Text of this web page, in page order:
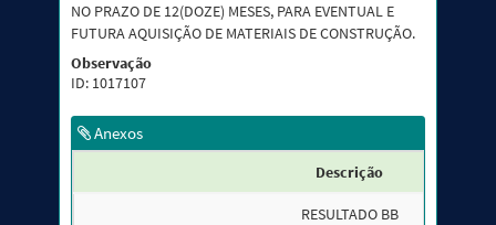
NO PRAZO DE 12(DOZE) MESES, PARA EVENTUAL E
FUTURA AQUISIÇÃO DE MATERIAIS DE CONSTRUÇÃO.
Observação
ID: 1017107
Anexos
Descrição
RESULTADO BB